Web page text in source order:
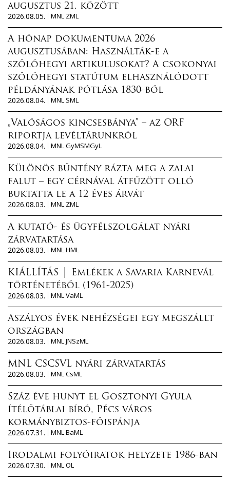
augusztus 21. között
2026.08.05.
MNL ZML
A hónap dokumentuma 2026
augusztusában: Használták-e a
szőlőhegyi artikulusokat? A csokonyai
szőlőhegyi statútum elhasználódott
példányának pótlása 1830-ból
2026.08.04.
MNL SML
„Valóságos kincsesbánya” – az ORF
riportja levéltárunkról
2026.08.04.
MNL GyMSMGyL
Különös bűntény rázta meg a zalai
falut – egy cérnával átfűzött olló
buktatta le a 12 éves árvát
2026.08.03.
MNL ZML
A kutató- és ügyfélszolgálat nyári
zárvatartása
2026.08.03.
MNL HML
KIÁLLÍTÁS │ Emlékek a Savaria Karnevál
történetéből (1961-2025)
2026.08.03.
MNL VaML
Aszályos évek nehézségei egy megszállt
országban
2026.08.03.
MNL JNSzML
MNL CSCSVL nyári zárvatartás
2026.08.03.
MNL CsML
Száz éve hunyt el Gosztonyi Gyula
ítélőtáblai bíró, Pécs város
kormánybiztos-főispánja
2026.07.31.
MNL BaML
Irodalmi folyóiratok helyzete 1986-ban
2026.07.30.
MNL OL